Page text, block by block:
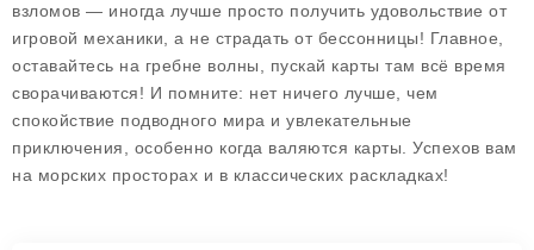
взломов — иногда лучше просто получить удовольствие от
игровой механики, а не страдать от бессонницы! Главное,
оставайтесь на гребне волны, пускай карты там всё время
сворачиваются! И помните: нет ничего лучше, чем
спокойствие подводного мира и увлекательные
приключения, особенно когда валяются карты. Успехов вам
на морских просторах и в классических раскладках!